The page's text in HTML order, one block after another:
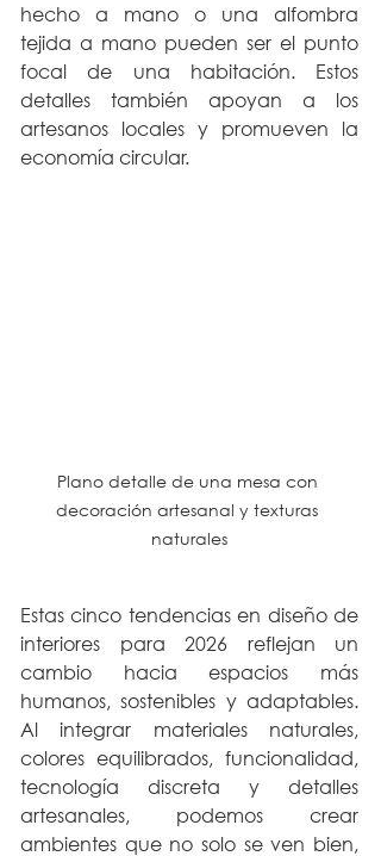
hecho a mano o una alfombra
tejida a mano pueden ser el punto
focal de una habitación. Estos
detalles también apoyan a los
artesanos locales y promueven la
economía circular.
Plano detalle de una mesa con
decoración artesanal y texturas
naturales
Estas cinco tendencias en diseño de
interiores para 2026 reflejan un
cambio hacia espacios más
humanos, sostenibles y adaptables.
Al integrar materiales naturales,
colores equilibrados, funcionalidad,
tecnología discreta y detalles
artesanales, podemos crear
ambientes que no solo se ven bien,